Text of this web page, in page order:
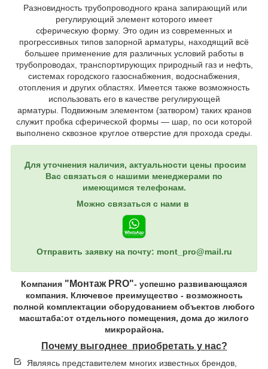
Разновидность трубопроводного крана запирающий или
регулирующий элемент которого имеет
сферическую форму. Это один из современных и
прогрессивных типов запорной арматуры, находящий всё
большее применение для различных условий работы в
трубопроводах, транспортирующих природный газ и нефть,
системах городского газоснабжения, водоснабжения,
отопления и других областях. Имеется также возможность
использовать его в качестве регулирующей
арматуры. Подвижным элементом (затвором) таких кранов
служит пробка сферической формы — шар, по оси которой
выполнено сквозное круглое отверстие для прохода среды.
Для уточнения наличия, актуальности цены просим
Вас связаться с нашими менеджерами по
имеющимся телефонам.
Можно связаться с нами в
Отправить заявку на почту: mont_pro@mail.ru
Компания "Монтаж PRO"- успешно развивающаяся
компания. Ключевое преимущество - возможность
полной комплектации оборудованием объектов любого
масштаба:от отдельного помещения, дома до жилого
микрорайона.
Почему выгоднее приобретать у нас?
Являясь представителем многих известных брендов,